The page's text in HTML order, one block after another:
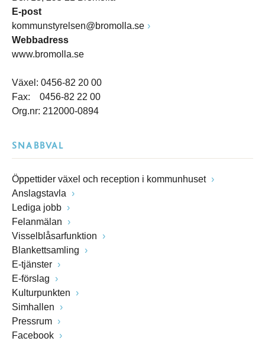
E-post
kommunstyrelsen@bromolla.se
Webbadress
www.bromolla.se
Växel: 0456-82 20 00
Fax: 0456-82 22 00
Org.nr: 212000-0894
SNABBVAL
Öppettider växel och reception i kommunhuset
Anslagstavla
Lediga jobb
Felanmälan
Visselblåsarfunktion
Blankettsamling
E-tjänster
E-förslag
Kulturpunkten
Simhallen
Pressrum
Facebook